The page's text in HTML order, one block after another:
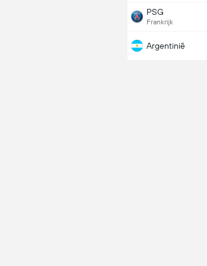
PSG
Frankrijk
Argentinië